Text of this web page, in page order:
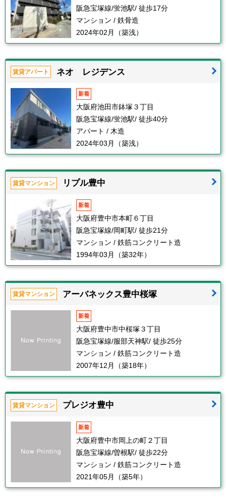
阪急宝塚線/蛍池駅/ 徒歩17分
マンション / 鉄骨造
2024年02月（築浅）
賃貸アパート ネオ レジデンス
新着
大阪府池田市鉢塚３丁目
阪急宝塚線/蛍池駅/ 徒歩40分
アパート / 木造
2024年03月（築浅）
賃貸マンション リプル豊中
新着
大阪府豊中市本町６丁目
阪急宝塚線/岡町駅/ 徒歩21分
マンション / 鉄筋コンクリート造
1994年03月（築32年）
賃貸マンション アーバネックス豊中桜塚
新着
大阪府豊中市中桜塚３丁目
阪急宝塚線/服部天神駅/ 徒歩25分
マンション / 鉄筋コンクリート造
2007年12月（築18年）
賃貸マンション プレジオ豊中
新着
大阪府豊中市岡上の町２丁目
阪急宝塚線/曽根駅/ 徒歩22分
マンション / 鉄筋コンクリート造
2021年05月（築5年）